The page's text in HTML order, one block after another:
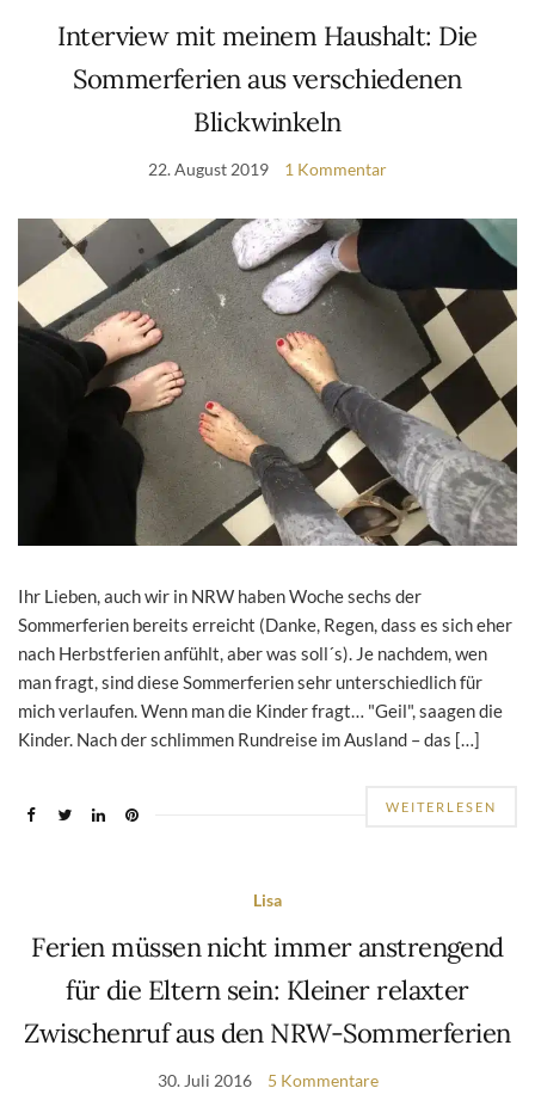
Interview mit meinem Haushalt: Die
Sommerferien aus verschiedenen
Blickwinkeln
22. August 2019 1 Kommentar
Ihr Lieben, auch wir in NRW haben Woche sechs der
Sommerferien bereits erreicht (Danke, Regen, dass es sich eher
nach Herbstferien anfühlt, aber was soll´s). Je nachdem, wen
man fragt, sind diese Sommerferien sehr unterschiedlich für
mich verlaufen. Wenn man die Kinder fragt… "Geil", saagen die
Kinder. Nach der schlimmen Rundreise im Ausland – das […]
WEITERLESEN
Lisa
Ferien müssen nicht immer anstrengend
für die Eltern sein: Kleiner relaxter
Zwischenruf aus den NRW-Sommerferien
30. Juli 2016 5 Kommentare